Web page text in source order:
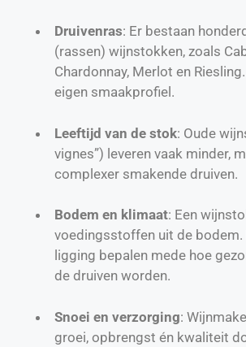
Druivenras: Er bestaan
(rassen) wijnstokken, zoals
Chardonnay, Merlot en
eigen smaakprofiel.
Leeftijd van de stok: Oude
vignes”) leveren vaak minder,
complexer smakende druiven.
Bodem en klimaat: Een
voedingsstoffen uit de bodem.
ligging bepalen mede hoe
de druiven worden.
Snoei en verzorging:
groei, opbrengst én kwaliteit